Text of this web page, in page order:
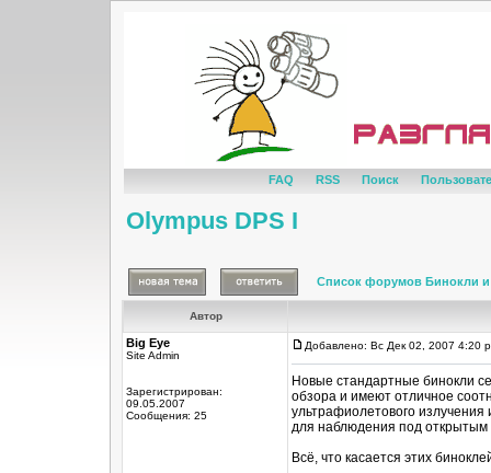
FAQ RSS Поиск
Olympus DPS I
Список форумов Бинокли и
Автор
Big Eye
Site Admin
Зарегистрирован:
09.05.2007
Сообщения: 25
Добавлено: Вс Дек 02, 2007 4:20
Новые стандартные бинокли
обзора и имеют отличное
ультрафиолетового
для наблюдения под открытым
Всё, что касается этих